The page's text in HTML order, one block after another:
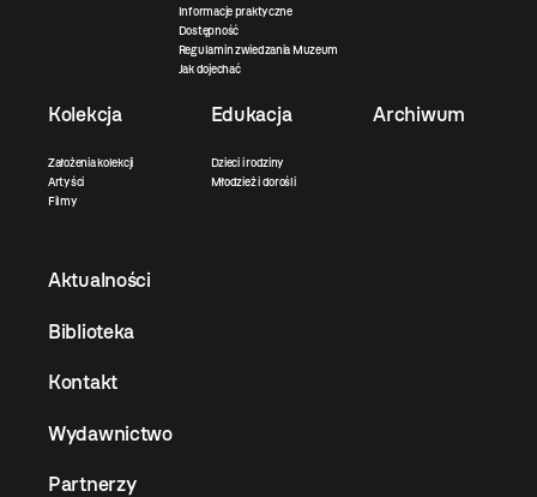
Informacje praktyczne
Dostępność
Regulamin zwiedzania Muzeum
Jak dojechać
Kolekcja
Założenia kolekcji
Artyści
Filmy
Edukacja
Dzieci i rodziny
Młodzież i dorośli
Archiwum
Aktualności
Biblioteka
Kontakt
Wydawnictwo
Partnerzy